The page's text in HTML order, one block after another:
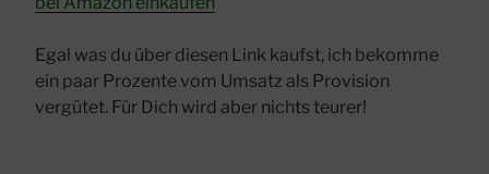
Egal was du über diesen Link kaufst, ich bekomme
ein paar Prozente vom Umsatz als Provision
vergütet. Für Dich wird aber nichts teurer!